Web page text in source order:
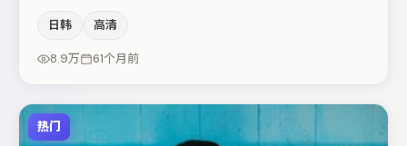
烊千玺的对手戏构成全片情感锚点，亚当·德赖弗则以细节
塑造推动谜题层层揭开。整体完成度较高，适合周末一口气
日韩 高清
8.9万 61个月前
热门